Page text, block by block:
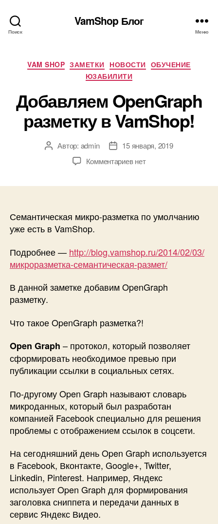
Поиск
VamShop Блог
Меню
Рубрики
VAM SHOP ЗАМЕТКИ НОВОСТИ ОБУЧЕНИЕ
ЮЗАБИЛИТИ
Добавляем OpenGraph
разметку в VamShop!
АвторАвтор: admin
Дата15 января, 2019
Комментариевк
в
VamShop!
нет
Семантическая микро-разметка по умолчанию
уже есть в VamShop.
Подробнее — http://blog.vamshop.ru/2014/02/03/
микроразметка-семантическая-размет/
В данной заметке добавим OpenGraph
разметку.
Что такое OpenGraph разметка?!
Open Graph – протокол, который позволяет
сформировать необходимое превью при
публикации ссылки в социальных сетях.
По-другому Open Graph называют словарь
микроданных, который был разработан
компанией Facebook специально для решения
проблемы с отображением ссылок в соцсети.
На сегодняшний день Open Graph используется
в Facebook, Вконтакте, Google+, Twitter,
Linkedin, Pinterest. Например, Яндекс
использует Open Graph для формирования
заголовка сниппета и передачи данных в
сервис Яндекс Видео.